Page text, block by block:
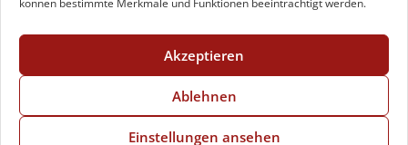
können bestimmte Merkmale und Funktionen beeinträchtigt werden.
Akzeptieren
Ablehnen
Einstellungen ansehen
KONTAKT
+49 221 29 28 27 21